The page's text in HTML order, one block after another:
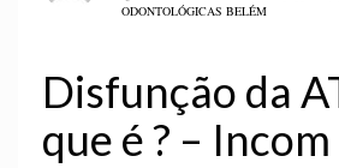
ODONTOLÓGICAS BELÉM
Disfunção da
que é ? –